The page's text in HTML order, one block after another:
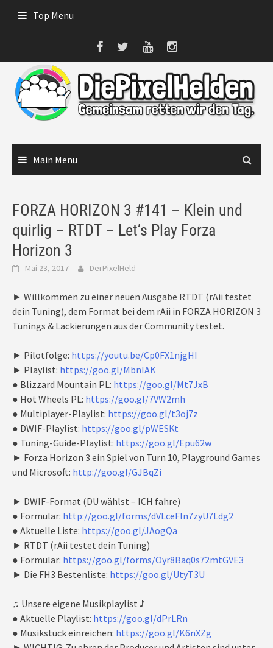
Top Menu
Main Menu
FORZA HORIZON 3 #141 – Klein und
quirlig – RTDT – Let’s Play Forza
Horizon 3
Mai 23, 2017 DerPixelHeld
► Willkommen zu einer neuen Ausgabe RTDT (rAii testet
dein Tuning), dem Format bei dem rAii in FORZA HORIZON 3
Tunings & Lackierungen aus der Community testet.
► Pilotfolge: https://youtu.be/Cp0FX1njgHI
► Playlist: https://goo.gl/MbnIAK
● Blizzard Mountain PL: https://goo.gl/Mt7JxB
● Hot Wheels PL: https://goo.gl/7VW2mh
● Multiplayer-Playlist: https://goo.gl/t3oj7z
● DWIF-Playlist: https://goo.gl/pWESKt
● Tuning-Guide-Playlist: https://goo.gl/Epu62w
► Forza Horizon 3 ein Spiel von Turn 10, Playground Games
und Microsoft: http://goo.gl/GJBqZi
► DWIF-Format (DU wählst – ICH fahre)
● Formular: http://goo.gl/forms/dVLceFln7zyU7Ldg2
● Aktuelle Liste: https://goo.gl/JAogQa
► RTDT (rAii testet dein Tuning)
● Formular: https://goo.gl/forms/Oyr8Baq0s72mtGVE3
► Die FH3 Bestenliste: https://goo.gl/UtyT3U
♫ Unsere eigene Musikplaylist ♪
● Aktuelle Playlist: https://goo.gl/dPrLRn
● Musikstück einreichen: https://goo.gl/K6nXZg